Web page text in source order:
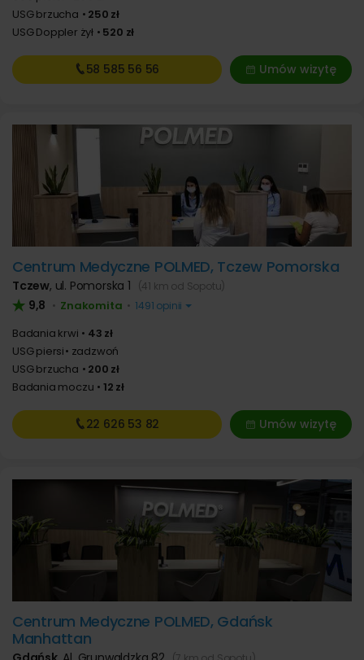
USG brzucha
250 zł
USG Doppler żył
520 zł
Umów wizytę
58 585 56 56
Centrum Medyczne POLMED, Tczew Pomorska
Tczew, ul. Pomorska 1 (41 km od Sopotu)
9,8 • Znakomita • 1491 opinii
Badania krwi
43 zł
USG piersi zadzwoń
USG brzucha
200 zł
Badania moczu
12 zł
Umów wizytę
22 626 53 82
Centrum Medyczne POLMED, Gdańsk
Manhattan